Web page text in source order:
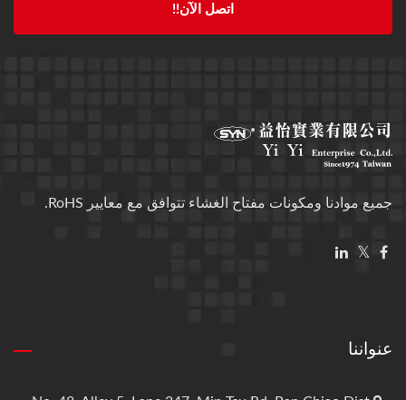
اتصل الآن!!
جميع موادنا ومكونات مفتاح الغشاء تتوافق مع معايير RoHS.
عنواننا